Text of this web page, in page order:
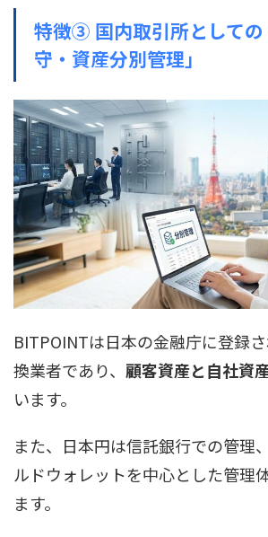
特徴③ 国内取引所としての
守・資産分別管理」
BITPOINTは日本の金融庁に登録
換業者であり、 顧客資産と自社資
います。
また、日本円は信託銀行での管理
ルドウォレットを中心とした管理
ます。